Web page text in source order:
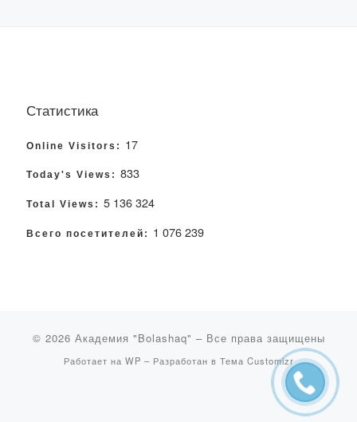
Статистика
Online Visitors: 17
Today's Views: 833
Total Views: 5 136 324
Всего посетителей: 1 076 239
© 2026 Академия "Bolashaq" – Все права защищены
Работает на WP – Разработан в Тема Customizr